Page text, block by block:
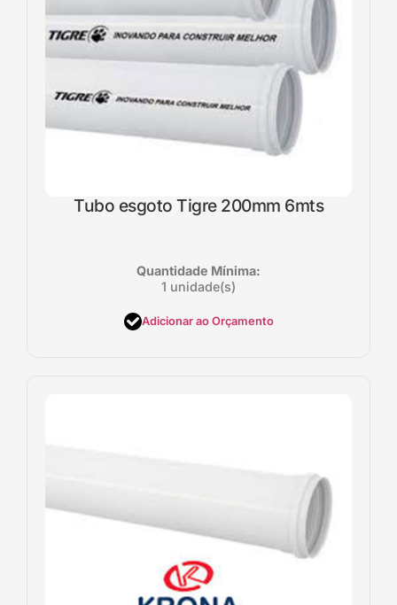
Tubo esgoto Tigre 200mm 6mts
Quantidade Mínima:
1 unidade(s)
Adicionar ao Orçamento